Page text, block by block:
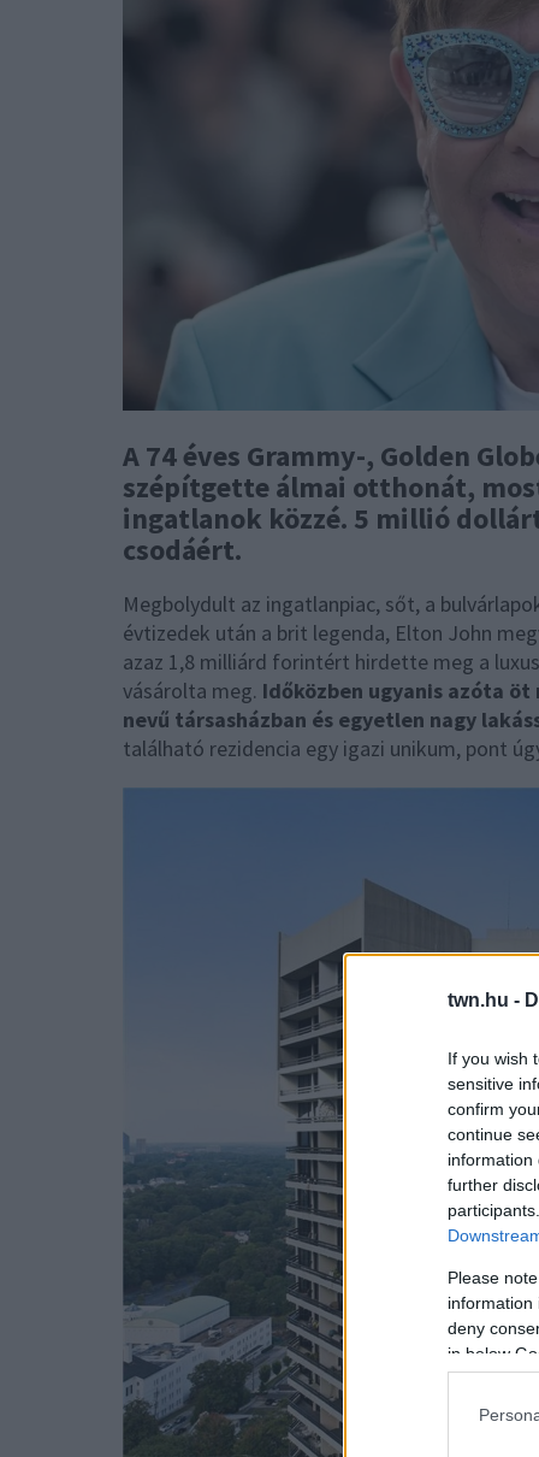
twn.hu -
If you wish
sensitive
confirm
continue
information
further
Please
information
deny
in below
A 74 éves Grammy-, Golden
szépítgette álmai otthonát,
ingatlanok közzé. 5 millió
csodáért.
Megbolydult az ingatlanpiac, sőt, a
évtizedek után a brit legenda, Elton John
azaz 1,8 milliárd forintért hirdette meg a
vásárolta meg. Időközben ugyanis azóta
nevű társasházban és egyetlen nagy
található rezidencia egy igazi unikum, pont